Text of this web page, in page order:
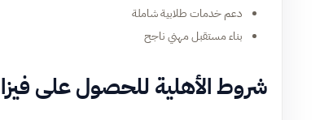
دعم خدمات طلابية شاملة
بناء مستقبل مهني ناجح
شروط الأهلية للحصول على